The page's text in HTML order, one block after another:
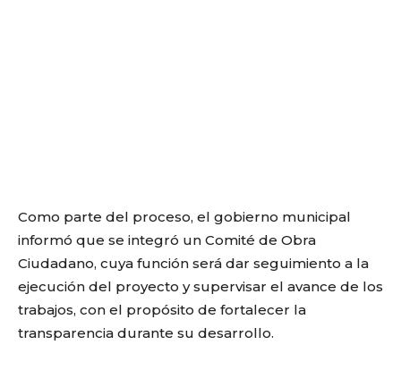
Como parte del proceso, el gobierno municipal
informó que se integró un Comité de Obra
Ciudadano, cuya función será dar seguimiento a la
ejecución del proyecto y supervisar el avance de los
trabajos, con el propósito de fortalecer la
transparencia durante su desarrollo.